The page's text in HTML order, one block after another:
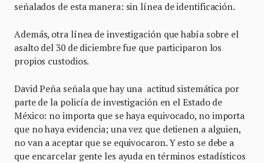
señalados de esta manera: sin línea de identificación.
Además, otra línea de investigación que había sobre el
asalto del 30 de diciembre fue que participaron los
propios custodios.
David Peña señala que hay una actitud sistemática por
parte de la policía de investigación en el Estado de
México: no importa que se haya equivocado, no importa
que no haya evidencia; una vez que detienen a alguien,
no van a aceptar que se equivocaron. Y esto se debe a
que encarcelar gente les ayuda en términos estadísticos